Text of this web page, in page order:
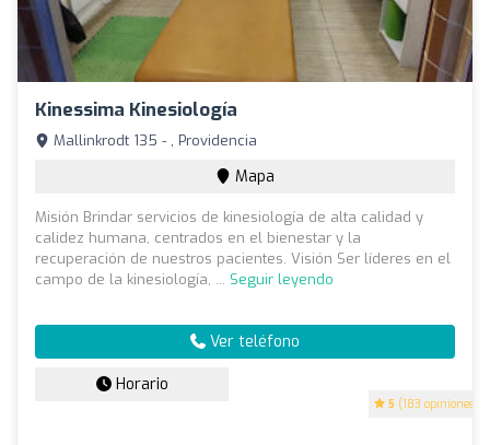
Kinessima Kinesiología
5 (183 opiniones)
Mallinkrodt 135 - , Providencia
Mapa
Misión Brindar servicios de kinesiología de alta calidad y
calidez humana, centrados en el bienestar y la
recuperación de nuestros pacientes. Visión Ser líderes en el
campo de la kinesiología, ... Seguir leyendo
Ver teléfono
Horario